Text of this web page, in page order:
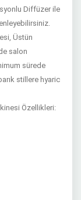
Diffüzer ile
Üstün
salon
sürede
stillere hyaric
Özellikleri: